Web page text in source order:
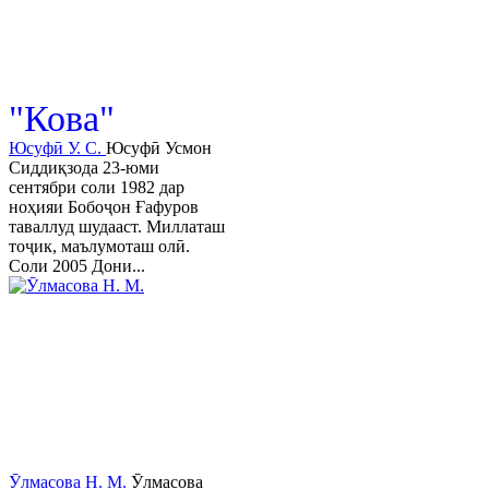
Юсуфӣ У. C. Юсуфӣ Усмон
Сиддиқзода 23-юми
сентябри соли 1982 дар
ноҳияи Бобоҷон Ғафуров
таваллуд шудааст. Миллаташ
тоҷик, маълумоташ олӣ.
Соли 2005 Дони...
Ӯлмасова Н. М. Ӯлмасова
"Кова"